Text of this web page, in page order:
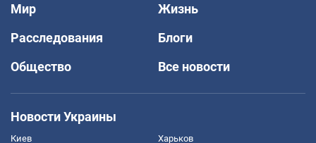
Мир
Жизнь
Расследования
Блоги
Общество
Все новости
Новости Украины
Киев Харьков